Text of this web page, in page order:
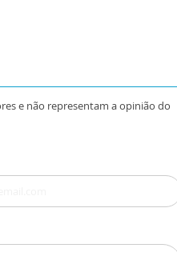
e não representam a opinião do